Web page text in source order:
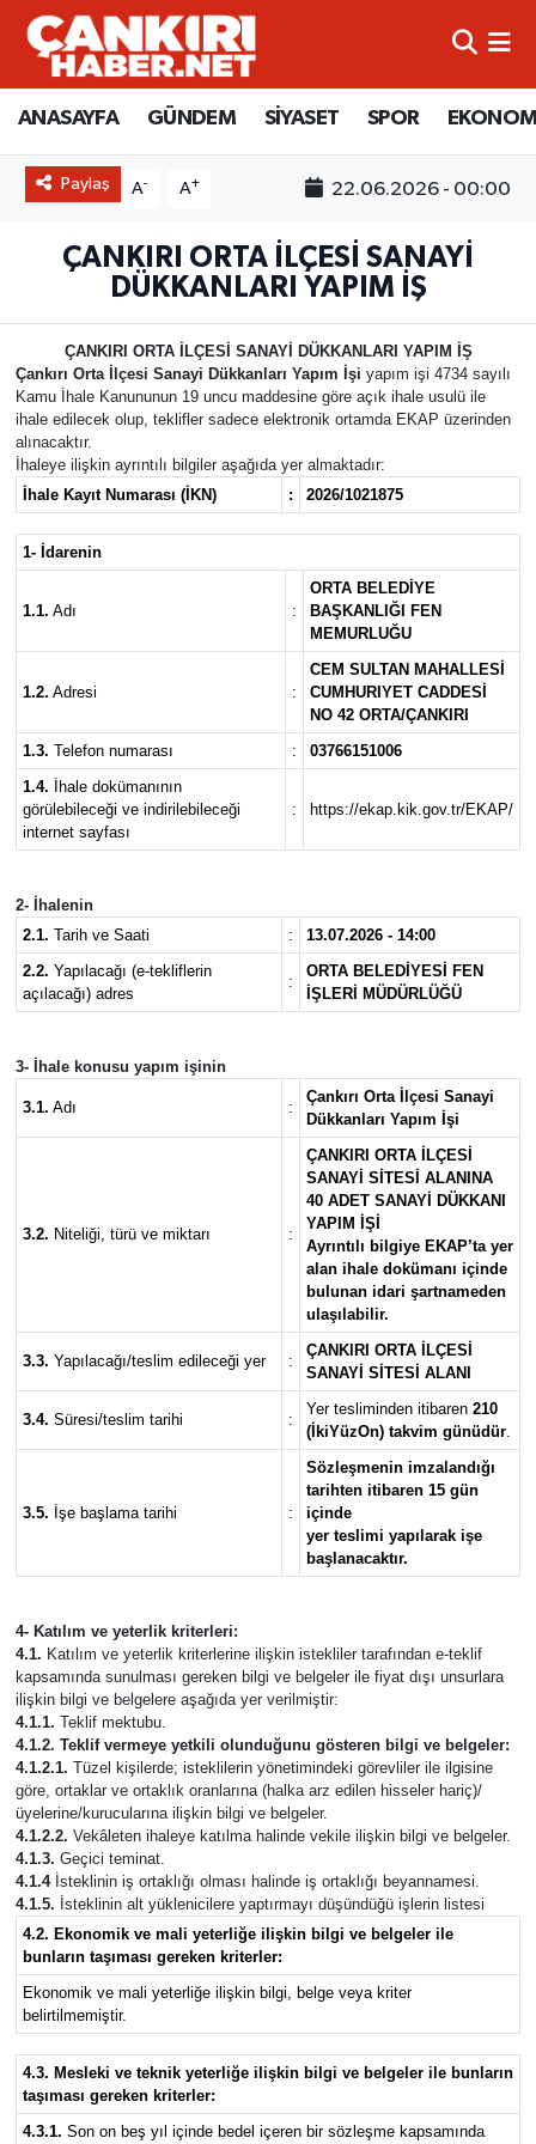
ANASAYFA GÜNDEM SİYASET SPOR
Paylaş A- A+ 22.06.2026 - 00:00
ÇANKIRI ORTA İLÇESİ SANAYİ
DÜKKANLARI YAPIM İŞ
ÇANKIRI ORTA İLÇESİ SANAYİ DÜKKANLARI YAPIM İŞ
Çankırı Orta İlçesi Sanayi Dükkanları Yapım İşi yapım işi 4734 sayılı
Kamu İhale Kanununun 19 uncu maddesine göre açık ihale usulü ile
ihale edilecek olup, teklifler sadece elektronik ortamda EKAP üzerinden
alınacaktır.
İhaleye ilişkin ayrıntılı bilgiler aşağıda yer almaktadır:
İhale Kayıt Numarası (İKN)
: 2026/1021875
1- İdarenin
1.1. Adı :
ORTA BELEDİYE
BAŞKANLIĞI FEN
MEMURLUĞU
1.2. Adresi :
CEM SULTAN MAHALLESİ
CUMHURIYET CADDESİ
NO 42 ORTA/ÇANKIRI
1.3. Telefon numarası :
03766151006
1.4. İhale dokümanının
görülebileceği ve indirilebileceği
internet sayfası
: https://ekap.kik.gov.tr/EKAP/
2- İhalenin
2.1. Tarih ve Saati :
13.07.2026 - 14:00
2.2. Yapılacağı (e-tekliflerin
açılacağı) adres
:
ORTA BELEDİYESİ FEN
İŞLERİ MÜDÜRLÜĞÜ
3- İhale konusu yapım işinin
3.1. Adı :
Çankırı Orta İlçesi Sanayi
Dükkanları Yapım İşi
3.2. Niteliği, türü ve miktarı :
ÇANKIRI ORTA İLÇESİ
SANAYİ SİTESİ ALANINA
40 ADET SANAYİ DÜKKANI
YAPIM İŞİ
Ayrıntılı bilgiye EKAP’ta yer
alan ihale dokümanı içinde
bulunan idari şartnameden
ulaşılabilir.
3.3. Yapılacağı/teslim edileceği yer :
ÇANKIRI ORTA İLÇESİ
SANAYİ SİTESİ ALANI
3.4. Süresi/teslim tarihi :
Yer tesliminden itibaren 210
(İkiYüzOn) takvim günüdür.
3.5. İşe başlama tarihi :
Sözleşmenin imzalandığı
tarihten itibaren 15 gün
içinde
yer teslimi yapılarak işe
başlanacaktır.
4- Katılım ve yeterlik kriterleri:
4.1. Katılım ve yeterlik kriterlerine ilişkin istekliler tarafından e-teklif
kapsamında sunulması gereken bilgi ve belgeler ile fiyat dışı unsurlara
ilişkin bilgi ve belgelere aşağıda yer verilmiştir:
4.1.1. Teklif mektubu.
4.1.2. Teklif vermeye yetkili olunduğunu gösteren bilgi ve belgeler:
4.1.2.1. Tüzel kişilerde; isteklilerin yönetimindeki görevliler ile ilgisine
göre, ortaklar ve ortaklık oranlarına (halka arz edilen hisseler hariç)/
üyelerine/kurucularına ilişkin bilgi ve belgeler.
4.1.2.2. Vekâleten ihaleye katılma halinde vekile ilişkin bilgi ve belgeler.
4.1.3. Geçici teminat.
4.1.4İsteklinin iş ortaklığı olması halinde iş ortaklığı beyannamesi.
4.1.5. İsteklinin alt yüklenicilere yaptırmayı düşündüğü işlerin listesi
4.2. Ekonomik ve mali yeterliğe ilişkin bilgi ve belgeler ile
bunların taşıması gereken kriterler:
Ekonomik ve mali yeterliğe ilişkin bilgi, belge veya kriter
belirtilmemiştir.
4.3. Mesleki ve teknik yeterliğe ilişkin bilgi ve belgeler ile bunların
taşıması gereken kriterler:
4.3.1. Son on beş yıl içinde bedel içeren bir sözleşme kapsamında
ANASAYFA
GÜNDEM
SPOR
EĞİTİM
RESMİ İLANLAR
Künye
İletişim
BİYOGRAFİLER
GENEL
GÜNDEM
kimdir-nedir-nasil
SAĞLIK
SİYASET
SPOR
VİZYONDAKİLER
YAŞAM
Merkez Hava Durumu
Merkez Trafik Yoğunluk Haritası
Tüm Manşetler
Haber Arşivi